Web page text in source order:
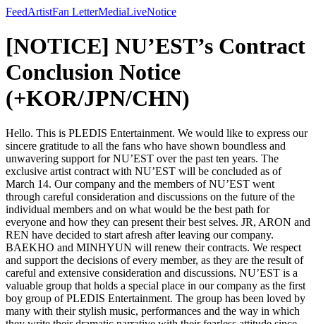
FeedArtistFan LetterMediaLiveNotice
[NOTICE] NU’EST’s Contract
Conclusion Notice
(+KOR/JPN/CHN)
Hello. This is PLEDIS Entertainment. We would like to express our
sincere gratitude to all the fans who have shown boundless and
unwavering support for NU’EST over the past ten years. The
exclusive artist contract with NU’EST will be concluded as of
March 14. Our company and the members of NU’EST went
through careful consideration and discussions on the future of the
individual members and on what would be the best path for
everyone and how they can present their best selves. JR, ARON and
REN have decided to start afresh after leaving our company.
BAEKHO and MINHYUN will renew their contracts. We respect
and support the decisions of every member, as they are the result of
careful and extensive consideration and discussions. NU’EST is a
valuable group that holds a special place in our company as the first
boy group of PLEDIS Entertainment. The group has been loved by
many with their stylish music, performances and the way in which